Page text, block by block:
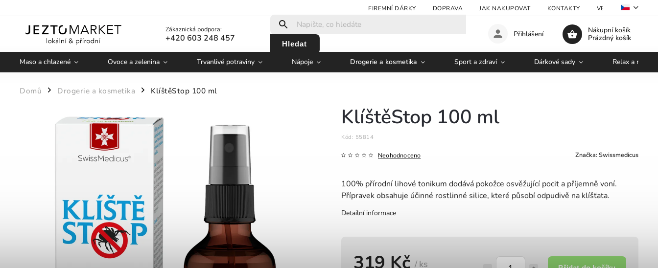
FIREMNÍ DÁRKY DOPRAVA JAK NAKUPOVAT KONTAKTY VELKOOBCHOD
Zákaznická podpora:
+420 603 248 457
Hledat
Nákupní košík
Prázdný košík
Přihlášení
Maso a chlazené Ovoce a zelenina Trvanlivé potraviny Nápoje Drogerie a kosmetika Sport a zdraví Dárkové sady Relax a
Domů / Drogerie a kosmetika / KlíštěStop 100 ml
319 Kč / ks
KlíštěStop 100 ml
Kód: 55814
Neohodnoceno Značka:Swissmedicus
100% přírodní lihové tonikum dodává pokožce osvěžující pocit a příjemně voní.
Přípravek obsahuje účinné rostlinné silice, které působí odpudivě na klíšťata.
Detailní informace